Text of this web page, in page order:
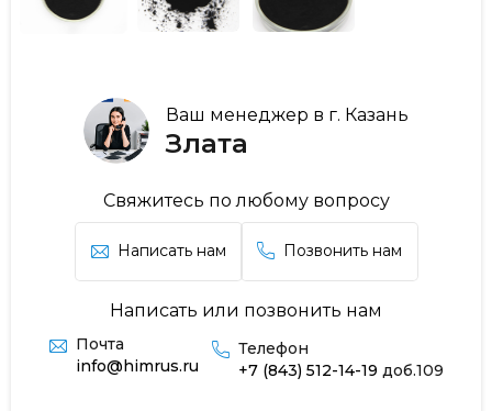
Ваш менеджер в г. Казань
Злата
Свяжитесь по любому вопросу
Написать нам Позвонить нам
Написать или позвонить нам
Почта
info@himrus.ru
Телефон
+7 (843) 512-14-19 доб.109